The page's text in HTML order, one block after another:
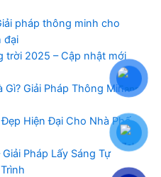
pháp thông minh cho
đại
trời 2025 – Cập nhật mới
Gì? Giải Pháp Thông Minh
Hiện Đại Cho Nhà Phố
Pháp Lấy Sáng Tự